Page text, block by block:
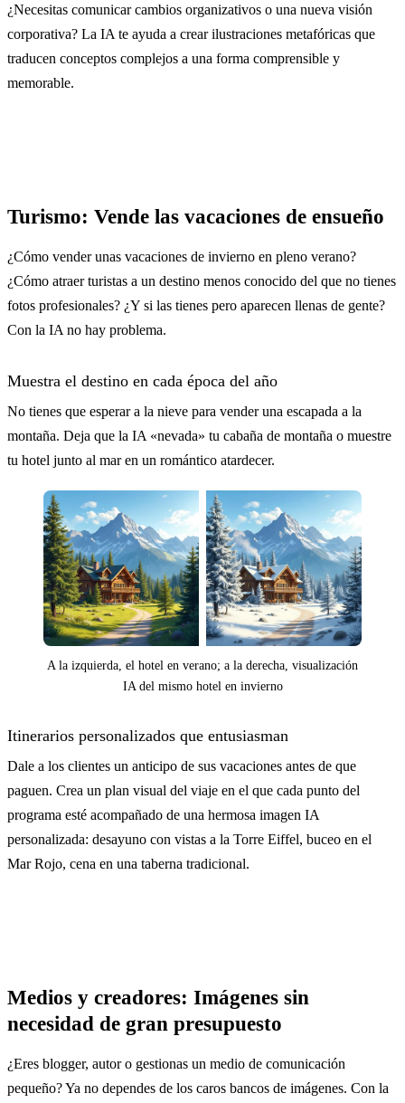
¿Necesitas comunicar cambios organizativos o una nueva visión
corporativa? La IA te ayuda a crear ilustraciones metafóricas que
traducen conceptos complejos a una forma comprensible y
memorable.
Turismo: Vende las vacaciones de ensueño
¿Cómo vender unas vacaciones de invierno en pleno verano?
¿Cómo atraer turistas a un destino menos conocido del que no tienes
fotos profesionales? ¿Y si las tienes pero aparecen llenas de gente?
Con la IA no hay problema.
Muestra el destino en cada época del año
No tienes que esperar a la nieve para vender una escapada a la
montaña. Deja que la IA «nevada» tu cabaña de montaña o muestre
tu hotel junto al mar en un romántico atardecer.
A la izquierda, el hotel en verano; a la derecha, visualización
IA del mismo hotel en invierno
Itinerarios personalizados que entusiasman
Dale a los clientes un anticipo de sus vacaciones antes de que
paguen. Crea un plan visual del viaje en el que cada punto del
programa esté acompañado de una hermosa imagen IA
personalizada: desayuno con vistas a la Torre Eiffel, buceo en el
Mar Rojo, cena en una taberna tradicional.
Medios y creadores: Imágenes sin
necesidad de gran presupuesto
¿Eres blogger, autor o gestionas un medio de comunicación
pequeño? Ya no dependes de los caros bancos de imágenes. Con la